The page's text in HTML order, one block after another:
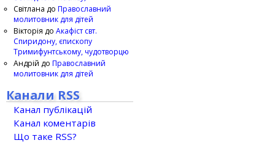
Світлана до Православний
молитовник для дітей
Вікторія до Акафіст свт.
Спиридону, єпископу
Тримифунтському, чудотворцю
Андрій до Православний
молитовник для дітей
Канали RSS
Канал публікацій
Канал коментарів
Що таке RSS?